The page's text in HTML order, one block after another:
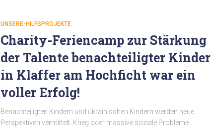
UNSERE-HILFSPROJEKTE
Charity-Feriencamp zur Stärkung
der Talente benachteiligter Kinder
in Klaffer am Hochficht war ein
voller Erfolg!
Benachteiligten Kindern und ukrainischen Kindern werden neue
Perspektiven vermittelt. Krieg oder massive soziale Probleme